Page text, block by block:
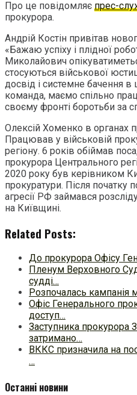
Про це повідомляє прес-
прокурора.
Андрій Костін привітав
«Бажаю успіху і плідної
Миколайович
стосуються військової
досвід і системне бачення в
команда, маємо спільно
своєму фронті боротьби за
Олексій Хоменко в органах
Працював у військовій
регіону. 6 років обіймав
прокурора Центрального
2020 року був керівником
прокуратури. Після початку
агресії РФ займався
на Київщині.
Related Posts:
До прокурора Офісу
Пленум Верховного
судді…
Розпочалась кампанія
Офіс Генерального
доступ…
Заступника прокурора
затримано…
ВККС призначила на
…
Останні новини